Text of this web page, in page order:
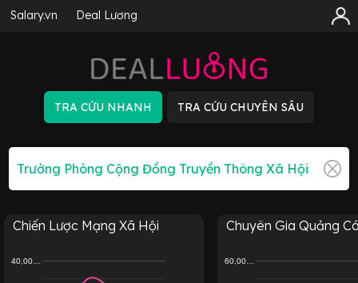
Salary.vn Deal Lương
Chiến Lược Mạng Xã Hội
40,00…
Chuyên Gia Quảng
60,00…